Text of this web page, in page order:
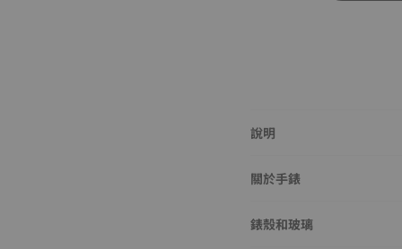
說明
關於手錶
錶殼和玻璃